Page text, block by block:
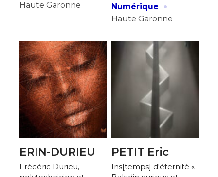
Haute Garonne
Numérique
·
Haute Garonne
ERIN-DURIEU
Frédéric Durieu,
PETIT Eric
Ins[temps] d'éternité «